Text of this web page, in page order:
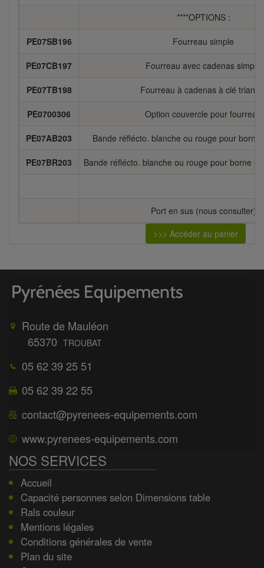
****OPTIONS :
PE07SB196 Fourreau simple
PE07CB197 Fourreau avec cadenas simple
PE07TB198 Fourreau à cadenas à clé
PE0700306 Option couvercle pour fourreau
PE07AB203 Bande réflécto. blanche ou rouge pour borne
PE07BR203 Bande réflécto. blanche ou rouge pour borne
Port en sus (nous consulter)
>>> Accéder au panier
Route de Mauléon
65370 TROUBAT
05 62 39 25 51
05 62 39 22 55
contact@pyrenees-equipements.com
www.pyrenees-equipements.com
NOS SERVICES
Accueil
Capacité personnes selon Dimensions table
Rals couleur
Mentions légales
Conditions générales de vente
Plan du site